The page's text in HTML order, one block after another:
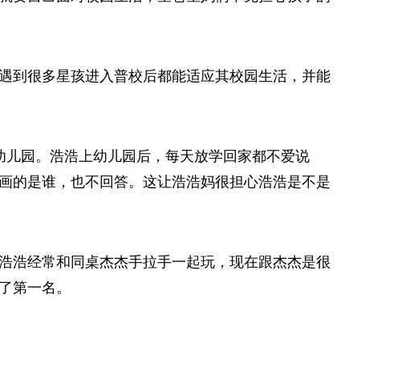
到很多星孩进入普校后都能适应其校园生活，并能
园。浩浩上幼儿园后，每天放学回家都不爱说
的是谁，也不回答。这让浩浩妈很担心浩浩是不是
浩经常和同桌杰杰手拉手一起玩，现在跟杰杰是很
一名。